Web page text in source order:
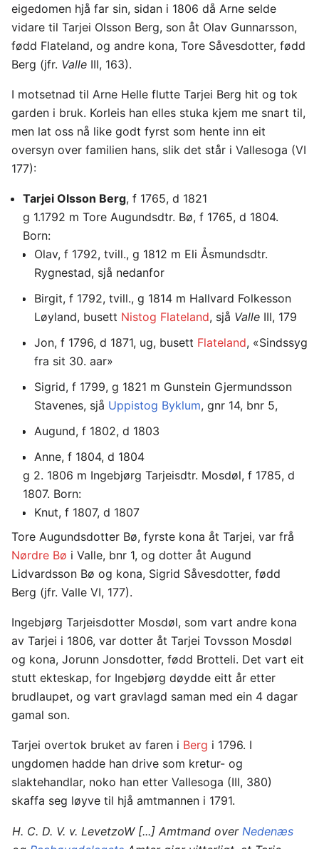
eigedomen hjå far sin, sidan i 1806 då Arne selde
vidare til Tarjei Olsson Berg, son åt Olav Gunnarsson,
fødd Flateland, og andre kona, Tore Såvesdotter, fødd
Berg (jfr. Valle III, 163).
I motsetnad til Arne Helle flutte Tarjei Berg hit og tok
garden i bruk. Korleis han elles stuka kjem me snart til,
men lat oss nå like godt fyrst som hente inn eit
oversyn over familien hans, slik det står i Vallesoga (VI
177):
Tarjei Olsson Berg, f 1765, d 1821
g 1.1792 m Tore Augundsdtr. Bø, f 1765, d 1804.
Born:
Olav, f 1792, tvill., g 1812 m Eli Åsmundsdtr.
Rygnestad, sjå nedanfor
Birgit, f 1792, tvill., g 1814 m Hallvard Folkesson
Løyland, busett Nistog Flateland, sjå Valle III, 179
Jon, f 1796, d 1871, ug, busett Flateland, «Sindssyg
fra sit 30. aar»
Sigrid, f 1799, g 1821 m Gunstein Gjermundsson
Stavenes, sjå Uppistog Byklum, gnr 14, bnr 5,
Augund, f 1802, d 1803
Anne, f 1804, d 1804
g 2. 1806 m Ingebjørg Tarjeisdtr. Mosdøl, f 1785, d
1807. Born:
Knut, f 1807, d 1807
Tore Augundsdotter Bø, fyrste kona åt Tarjei, var frå
Nørdre Bø i Valle, bnr 1, og dotter åt Augund
Lidvardsson Bø og kona, Sigrid Såvesdotter, fødd
Berg (jfr. Valle VI, 177).
Ingebjørg Tarjeisdotter Mosdøl, som vart andre kona
av Tarjei i 1806, var dotter åt Tarjei Tovsson Mosdøl
og kona, Jorunn Jonsdotter, fødd Brotteli. Det vart eit
stutt ekteskap, for Ingebjørg døydde eitt år etter
brudlaupet, og vart gravlagd saman med ein 4 dagar
gamal son.
Tarjei overtok bruket av faren i Berg i 1796. I
ungdomen hadde han drive som kretur- og
slaktehandlar, noko han etter Vallesoga (III, 380)
skaffa seg løyve til hjå amtmannen i 1791.
H. C. D. V. v. LevetzoW [...] Amtmand over Nedenæs